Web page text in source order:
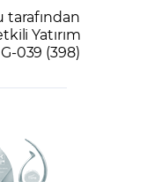
tarafından
Yatırım
039 (398)